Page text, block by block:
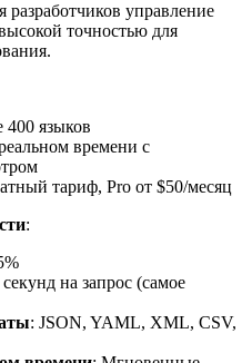
разработчиков управление
точностью для
400 языков
времени с
тариф, Pro от $50/месяц
:
на запрос (самое
: JSON, YAML, XML, CSV,